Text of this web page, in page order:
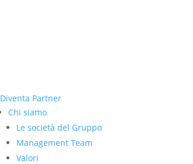
Diventa Partner
Chi siamo
Le società del Gruppo
Management Team
Valori